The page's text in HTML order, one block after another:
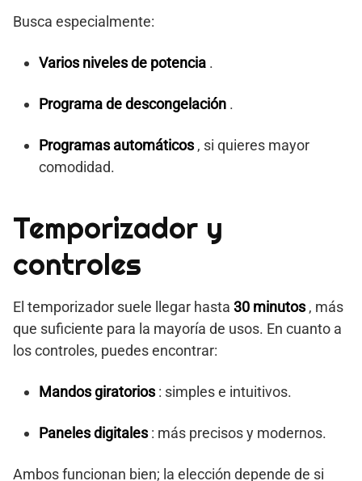
Busca especialmente:
Varios niveles de potencia .
Programa de descongelación .
Programas automáticos, si quieres mayor
comodidad.
Temporizador y
controles
El temporizador suele llegar hasta 30 minutos, más
que suficiente para la mayoría de usos. En cuanto a
los controles, puedes encontrar:
Mandos giratorios: simples e intuitivos.
Paneles digitales: más precisos y modernos.
Ambos funcionan bien; la elección depende de si